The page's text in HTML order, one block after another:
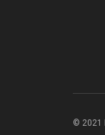
© 2021